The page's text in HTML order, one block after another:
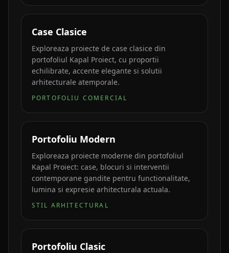
Case Clasice
Exploreaza proiecte de case clasice din
portofoliul Kapal Proiect, cu proportii
echilibrate, accente elegante si solutii
arhitecturale atemporale.
PORTOFOLIU COMERCIAL
Portofoliu Modern
Exploreaza proiecte moderne din portofoliul
Kapal Proiect: case, blocuri si interventii
contemporane gandite pentru functionalitate,
lumina si expresie arhitecturala actuala.
STIL ARHITECTURAL
Portofoliu Clasic